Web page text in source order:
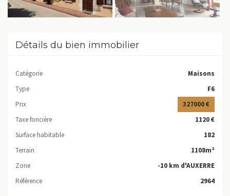
Détails du bien immobilier
Catégorie
Maisons
Type
F6
Prix
327000 €
Taxe foncière
1120 €
Surface habitable
182
Terrain
1108m²
Zone
-10 km d'AUXERRE
Référence
2964